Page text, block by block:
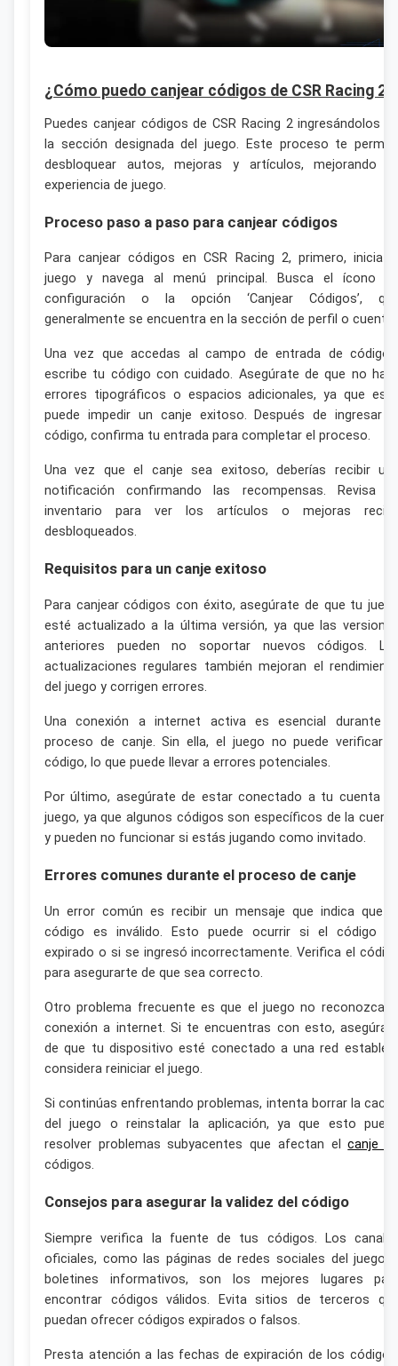
¿Cómo puedo canjear códigos de CSR Racing 2?
Puedes canjear códigos de CSR Racing 2 ingresándolos
la sección designada del juego. Este proceso te
desbloquear autos, mejoras y artículos, mejorando
experiencia de juego.
Proceso paso a paso para canjear códigos
Para canjear códigos en CSR Racing 2, primero, inicia
juego y navega al menú principal. Busca el ícono
configuración o la opción ‘Canjear Códigos’,
generalmente se encuentra en la sección de perfil o cuenta.
Una vez que accedas al campo de entrada de
escribe tu código con cuidado. Asegúrate de que no
errores tipográficos o espacios adicionales, ya que
puede impedir un canje exitoso. Después de ingresar
código, confirma tu entrada para completar el proceso.
Una vez que el canje sea exitoso, deberías recibir
notificación confirmando las recompensas. Revisa
inventario para ver los artículos o mejoras
desbloqueados.
Requisitos para un canje exitoso
Para canjear códigos con éxito, asegúrate de que tu
esté actualizado a la última versión, ya que las
anteriores pueden no soportar nuevos códigos.
actualizaciones regulares también mejoran el
del juego y corrigen errores.
Una conexión a internet activa es esencial durante
proceso de canje. Sin ella, el juego no puede verificar
código, lo que puede llevar a errores potenciales.
Por último, asegúrate de estar conectado a tu cuenta
juego, ya que algunos códigos son específicos de la
y pueden no funcionar si estás jugando como invitado.
Errores comunes durante el proceso de canje
Un error común es recibir un mensaje que indica que
código es inválido. Esto puede ocurrir si el código
expirado o si se ingresó incorrectamente. Verifica el
para asegurarte de que sea correcto.
Otro problema frecuente es que el juego no reconozca
conexión a internet. Si te encuentras con esto,
de que tu dispositivo esté conectado a una red estable
considera reiniciar el juego.
Si continúas enfrentando problemas, intenta borrar la
del juego o reinstalar la aplicación, ya que esto
resolver problemas subyacentes que afectan elcanje
códigos.
Consejos para asegurar la validez del código
Siempre verifica la fuente de tus códigos. Los
oficiales, como las páginas de redes sociales del juego
boletines informativos, son los mejores lugares
encontrar códigos válidos. Evita sitios de terceros
puedan ofrecer códigos expirados o falsos.
Presta atención a las fechas de expiración de los